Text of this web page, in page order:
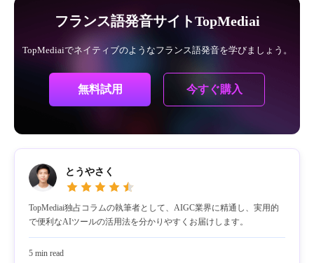
フランス語発音サイトTopMediai
TopMediaiでネイティブのようなフランス語発音を学びましょう。
無料試用 今すぐ購入
とうやさく
TopMediai独占コラムの執筆者として、AIGC業界に精通し、実用的
で便利なAIツールの活用法を分かりやすくお届けします。
5 min read